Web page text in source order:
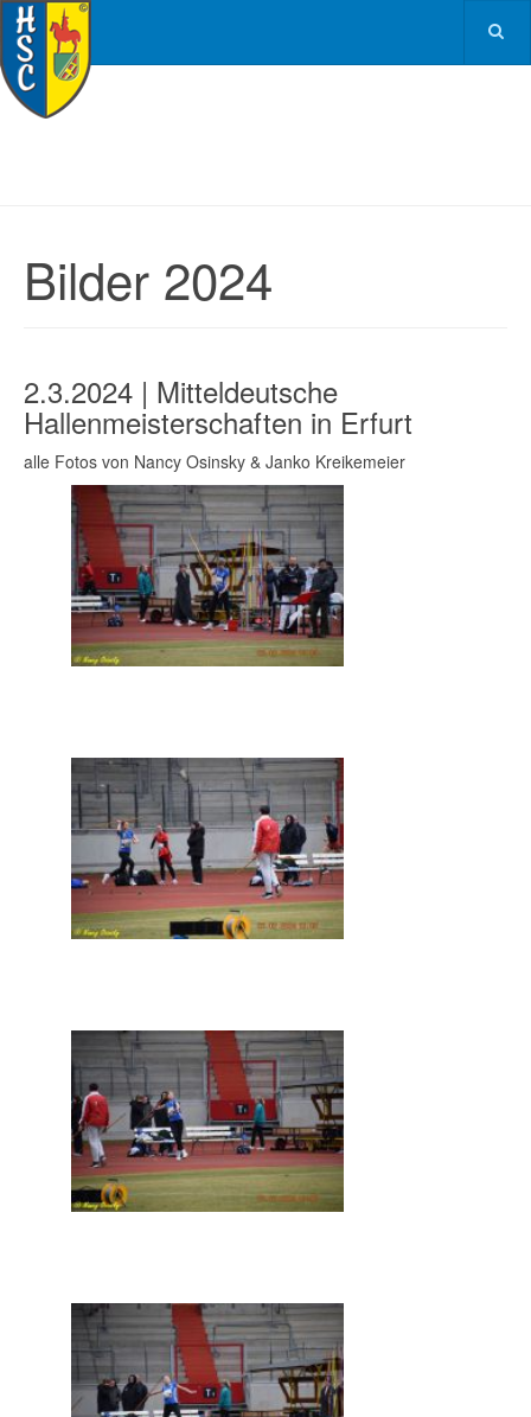
Bilder 2024
2.3.2024 | Mitteldeutsche
Hallenmeisterschaften in Erfurt
alle Fotos von Nancy Osinsky & Janko Kreikemeier